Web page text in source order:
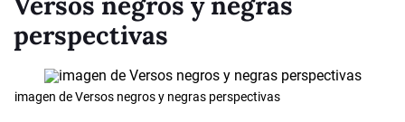
perspectivas
imagen de Versos negros y negras perspectivas